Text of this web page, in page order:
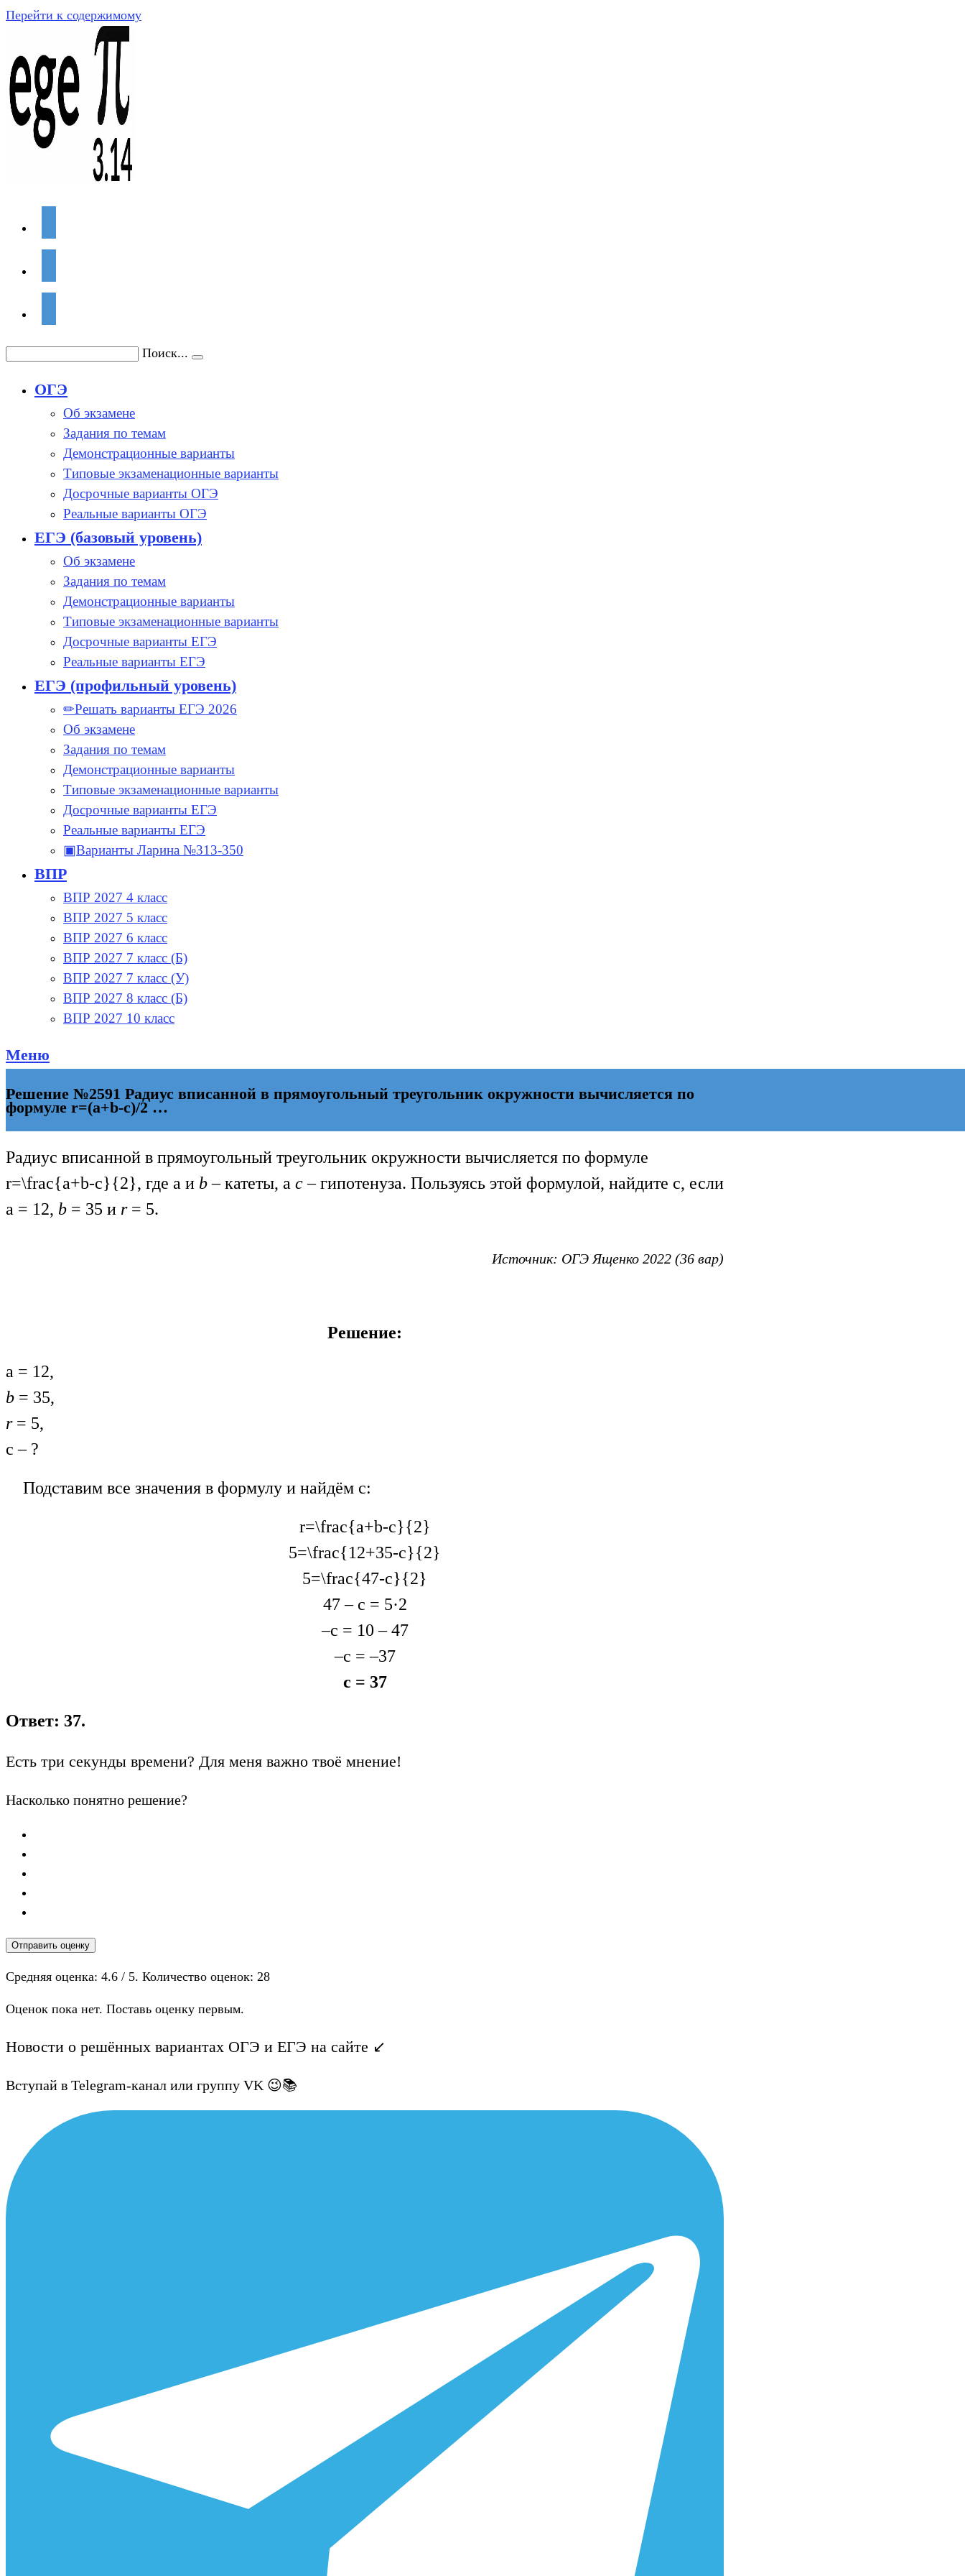
Перейти к содержимому
Поиск...
ОГЭ
Об экзамене
Задания по темам
Демонстрационные варианты
Типовые экзаменационные варианты
Досрочные варианты ОГЭ
Реальные варианты ОГЭ
ЕГЭ (базовый уровень)
Об экзамене
Задания по темам
Демонстрационные варианты
Типовые экзаменационные варианты
Досрочные варианты ЕГЭ
Реальные варианты ЕГЭ
ЕГЭ (профильный уровень)
✏Решать варианты ЕГЭ 2026
Об экзамене
Задания по темам
Демонстрационные варианты
Типовые экзаменационные варианты
Досрочные варианты ЕГЭ
Реальные варианты ЕГЭ
▣Варианты Ларина №313-350
ВПР
ВПР 2027 4 класс
ВПР 2027 5 класс
ВПР 2027 6 класс
ВПР 2027 7 класс (Б)
ВПР 2027 7 класс (У)
ВПР 2027 8 класс (Б)
ВПР 2027 10 класс
Меню
Решение №2591 Радиус вписанной в прямоугольный треугольник окружности вычисляется по
формуле r=(a+b-c)/2 …
Радиус вписанной в прямоугольный треугольник окружности вычисляется по формуле
r=\frac{a+b-c}{2}, где a и b– катеты, а c– гипотенуза. Пользуясь этой формулой, найдите c, если
a = 12, b = 35 и r= 5.
Источник: ОГЭ Ященко 2022 (36 вар)
Решение:
a = 12,
b = 35,
r= 5,
с – ?
Подставим все значения в формулу и найдём с:
r=\frac{a+b-c}{2}
5=\frac{12+35-c}{2}
5=\frac{47-c}{2}
47 – с = 5·2
–с = 10 – 47
–с = –37
с = 37
Ответ: 37.
Есть три секунды времени? Для меня важно твоё мнение!
Насколько понятно решение?
Отправить оценку
Средняя оценка: 4.6 / 5. Количество оценок: 28
Оценок пока нет. Поставь оценку первым.
Новости о решённых вариантах ОГЭ и ЕГЭ на сайте ↙️
Вступай в Telegram-канал или группу VK 😉📚